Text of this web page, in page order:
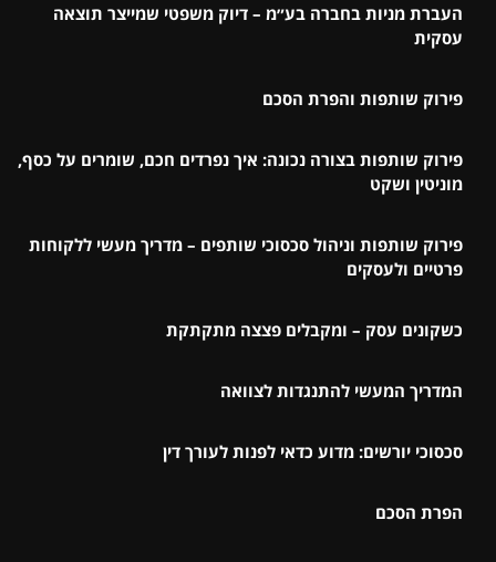
העברת מניות בחברה בע״מ – דיוק משפטי שמייצר תוצאה
עסקית
פירוק שותפות והפרת הסכם
פירוק שותפות בצורה נכונה: איך נפרדים חכם, שומרים על כסף,
מוניטין ושקט
פירוק שותפות וניהול סכסוכי שותפים – מדריך מעשי ללקוחות
פרטיים ולעסקים
כשקונים עסק – ומקבלים פצצה מתקתקת
המדריך המעשי להתנגדות לצוואה
סכסוכי יורשים: מדוע כדאי לפנות לעורך דין
הפרת הסכם